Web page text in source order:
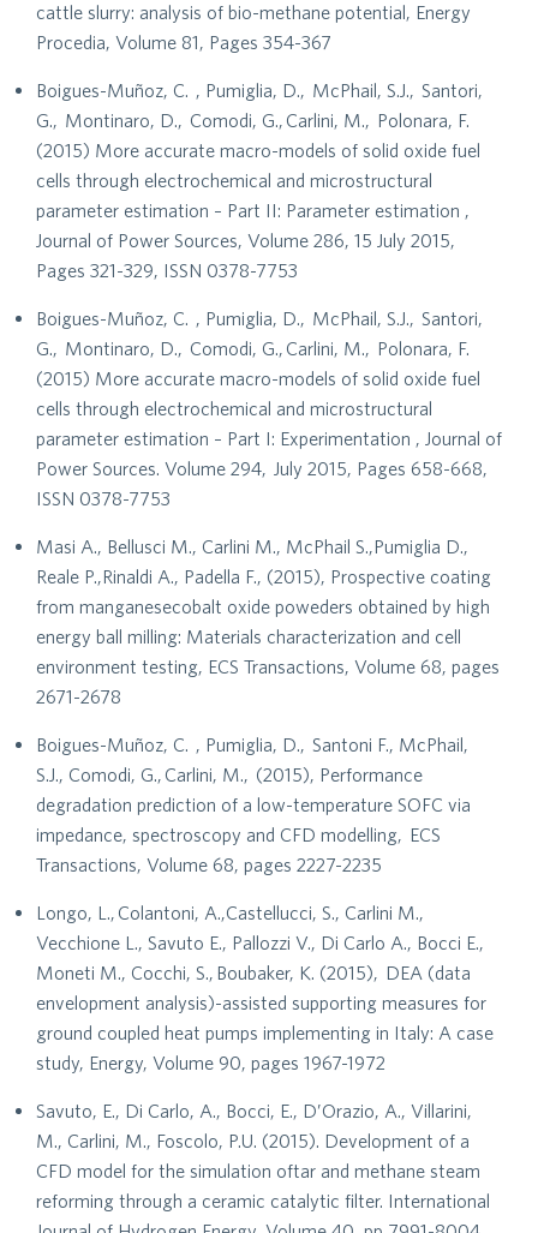
cattle slurry: analysis of bio-methane potential, Energy
Procedia, Volume 81, Pages 354-367
Boigues-Muñoz, C. , Pumiglia, D., McPhail, S.J., Santori,
G., Montinaro, D., Comodi, G., Carlini, M., Polonara, F.
(2015) More accurate macro-models of solid oxide fuel
cells through electrochemical and microstructural
parameter estimation – Part II: Parameter estimation ,
Journal of Power Sources, Volume 286, 15 July 2015,
Pages 321-329, ISSN 0378-7753
Boigues-Muñoz, C. , Pumiglia, D., McPhail, S.J., Santori,
G., Montinaro, D., Comodi, G., Carlini, M., Polonara, F.
(2015) More accurate macro-models of solid oxide fuel
cells through electrochemical and microstructural
parameter estimation – Part I: Experimentation , Journal of
Power Sources. Volume 294, July 2015, Pages 658-668,
ISSN 0378-7753
Masi A., Bellusci M., Carlini M., McPhail S.,Pumiglia D.,
Reale P.,Rinaldi A., Padella F., (2015), Prospective coating
from manganesecobalt oxide poweders obtained by high
energy ball milling: Materials characterization and cell
environment testing, ECS Transactions, Volume 68, pages
2671-2678
Boigues-Muñoz, C. , Pumiglia, D., Santoni F., McPhail,
S.J., Comodi, G., Carlini, M., (2015), Performance
degradation prediction of a low-temperature SOFC via
impedance, spectroscopy and CFD modelling, ECS
Transactions, Volume 68, pages 2227-2235
Longo, L., Colantoni, A.,Castellucci, S., Carlini M.,
Vecchione L., Savuto E., Pallozzi V., Di Carlo A., Bocci E.,
Moneti M., Cocchi, S., Boubaker, K. (2015), DEA (data
envelopment analysis)-assisted supporting measures for
ground coupled heat pumps implementing in Italy: A case
study, Energy, Volume 90, pages 1967-1972
Savuto, E., Di Carlo, A., Bocci, E., D’Orazio, A., Villarini,
M., Carlini, M., Foscolo, P.U. (2015). Development of a
CFD model for the simulation oftar and methane steam
reforming through a ceramic catalytic filter. International